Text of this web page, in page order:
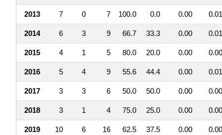
2013 7 0 7 100.0 0.0 0.00 0.01
2014 6 3 9 66.7 33.3 0.00 0.01
2015 4 1 5 80.0 20.0 0.00 0.00
2016 5 4 9 55.6 44.4 0.00 0.01
2017 3 3 6 50.0 50.0 0.00 0.00
2018 3 1 4 75.0 25.0 0.00 0.00
2019 10 6 16 62.5 37.5 0.00 0.00